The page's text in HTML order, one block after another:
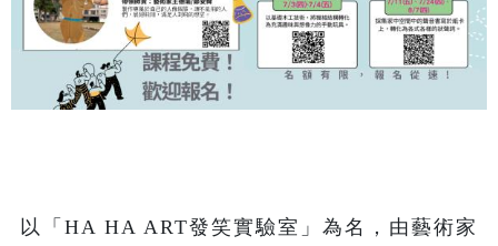
以「HA HA ART發笑實驗室」為名，由藝術家